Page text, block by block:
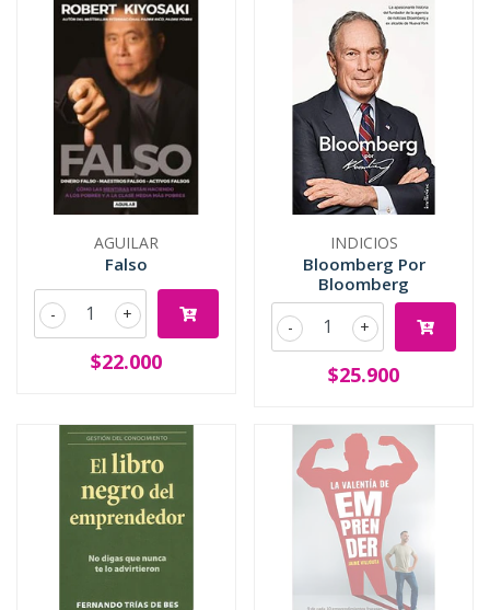
AGUILAR
Falso
+
-
$22.000
INDICIOS
Bloomberg Por
Bloomberg
+
-
$25.900